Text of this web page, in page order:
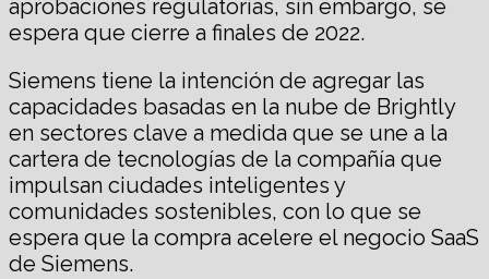
aprobaciones regulatorias, sin embargo, se
espera que cierre a finales de 2022.
Siemens tiene la intención de agregar las
capacidades basadas en la nube de Brightly
en sectores clave a medida que se une a la
cartera de tecnologías de la compañía que
impulsan ciudades inteligentes y
comunidades sostenibles, con lo que se
espera que la compra acelere el negocio SaaS
de Siemens.